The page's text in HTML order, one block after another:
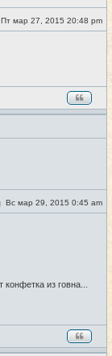
#18
СПт мар 27, 2015 20:48 pm
#19
С
о
Вс мар 29, 2015 0:45 am
из говна...